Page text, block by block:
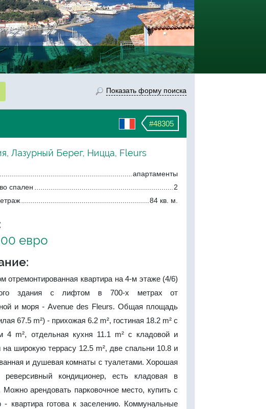
Показать форму поиска
#48305
Лазурный Берег, Ницца, Fleurs
апартаменты
спален
2
84 кв. м.
евро
отремонтированная квартира на 4-м этаже (4/6)
здания с лифтом в 700-х метрах от
и моря - Avenue des Fleurs. Общая площадь
67.5 m²) - прихожая 6.2 m², гостиная 18.2 m² с
4 m², отдельная кухня 11.1 m² с кладовой и
широкую террасу 12.5 m², две спальни 10.8 и
и душевая комнаты с туалетами. Хорошая
реверсивный кондиционер, есть кладовая в
Можно арендовать парковочное место, купить с
- квартира готова к заселению. Коммунальные